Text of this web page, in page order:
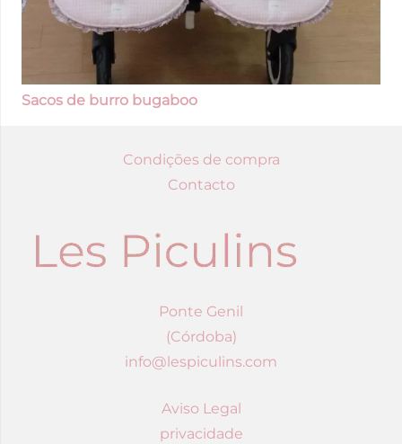
Sacos de burro bugaboo
Condições de compra
Contacto
Ponte Genil
(Córdoba)
info@lespiculins.com
Aviso Legal
privacidade